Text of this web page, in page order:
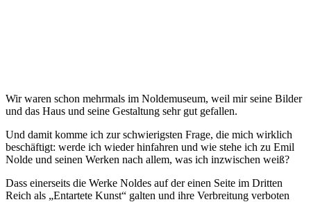
Wir waren schon mehrmals im Noldemuseum, weil mir seine Bilder
und das Haus und seine Gestaltung sehr gut gefallen.
Und damit komme ich zur schwierigsten Frage, die mich wirklich
beschäftigt: werde ich wieder hinfahren und wie stehe ich zu Emil
Nolde und seinen Werken nach allem, was ich inzwischen weiß?
Dass einerseits die Werke Noldes auf der einen Seite im Dritten
Reich als „Entartete Kunst“ galten und ihre Verbreitung verboten